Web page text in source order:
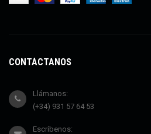
CONTÁCTANOS
Llámanos:
(+34) 931 57 64 53
Escríbenos: